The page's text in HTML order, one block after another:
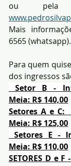
Mais
6565 (whatsapp).
Para quem
dos ingressos
Setor B -
Meia: R$ 140,00
Setores A e C:
Meia: R$ 125,00
Setores E -
Meia: R$ 110,00
SETORES D e